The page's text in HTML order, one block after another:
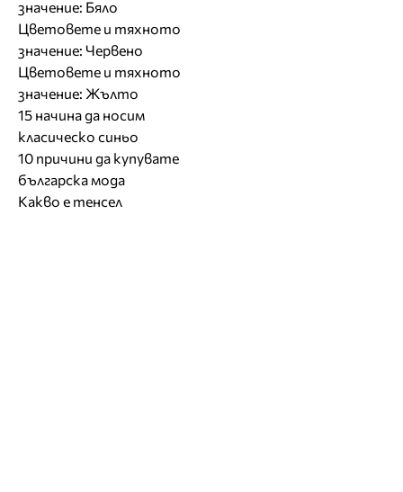
значение: Бяло
Цветовете и тяхното
значение: Червено
Цветовете и тяхното
значение: Жълто
15 начина да носим
класическо синьо
10 причини да купувате
българска мода
Какво е тенсел